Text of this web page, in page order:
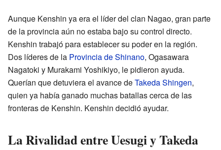
Aunque Kenshin ya era el líder del clan Nagao, gran parte
de la provincia aún no estaba bajo su control directo.
Kenshin trabajó para establecer su poder en la región.
Dos líderes de la Provincia de Shinano, Ogasawara
Nagatoki y Murakami Yoshikiyo, le pidieron ayuda.
Querían que detuviera el avance deTakeda Shingen,
quien ya había ganado muchas batallas cerca de las
fronteras de Kenshin. Kenshin decidió ayudar.
La Rivalidad entre Uesugi y Takeda